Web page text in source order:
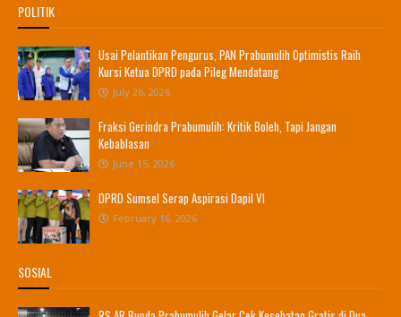
POLITIK
Usai Pelantikan Pengurus, PAN Prabumulih Optimistis Raih
Kursi Ketua DPRD pada Pileg Mendatang
July 26, 2026
Fraksi Gerindra Prabumulih: Kritik Boleh, Tapi Jangan
Kebablasan
June 15, 2026
DPRD Sumsel Serap Aspirasi Dapil VI
February 16, 2026
SOSIAL